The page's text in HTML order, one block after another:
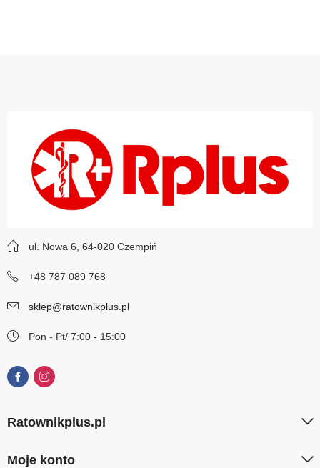
ul. Nowa 6, 64-020 Czempiń
+48 787 089 768
sklep@ratownikplus.pl
Pon - Pt/ 7:00 - 15:00
Ratownikplus.pl
Moje konto